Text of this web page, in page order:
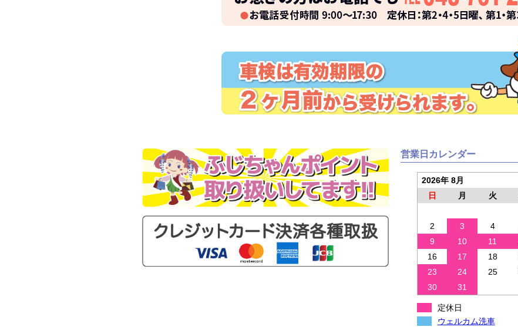
営業日カレンダー
2026年 8月
日
月 火
2
3 4
9
10 11
16
17 18
23
24 25
30
31
定休日
ウェルカム洗車